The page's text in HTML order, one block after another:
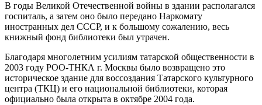
В годы Великой Отечественной войны в здании располагался
госпиталь, а затем оно было передано Наркомату
иностранных дел СССР, и к большому сожалению, весь
книжный фонд библиотеки был утрачен.
Благодаря многолетним усилиям татарской общественности в
2003 году РОО-ТНКА г. Москвы было возвращено это
историческое здание для воссоздания Татарского культурного
центра (ТКЦ) и его национальной библиотеки, которая
официально была открыта в октябре 2004 года.